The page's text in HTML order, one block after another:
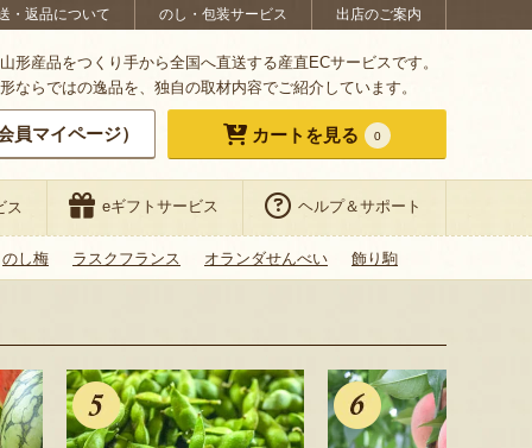
・返品について のし・包装サービス 出店のご案内
形産品をつくり手から全国へ直送する産直ECサービスです。
ならではの逸品を、独自の取材内容でご紹介しています。
員マイページ） カートを見る 0
ス eギフトサービス ヘルプ＆サポート
のし梅 ラスクフランス オランダせんべい 飾り駒